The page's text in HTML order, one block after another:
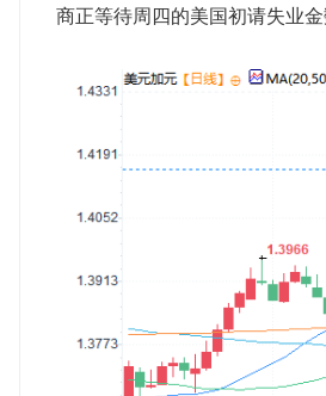
商正等待周四的美国初请失业